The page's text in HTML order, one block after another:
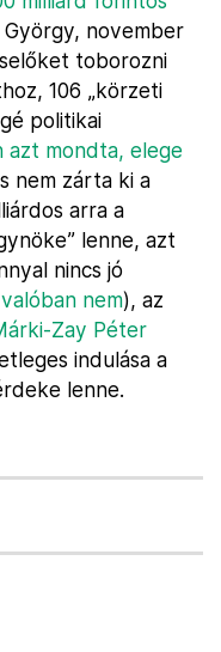
november
toborozni
106 „körzeti
politikai
azt mondta, elege
nem zárta ki a
arra a
lenne, azt
nincs jó
nem), az
Zay Péter
indulása a
lenne.